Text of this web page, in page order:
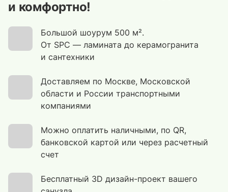
и комфортно!
Большой шоурум 500 м².
От SPC — ламината до керамогранита
и сантехники
Доставляем по Москве, Московской
области и России транспортными
компаниями
Можно оплатить наличными, по QR,
банковской картой или через расчетный
счет
Бесплатный 3D дизайн-проект вашего